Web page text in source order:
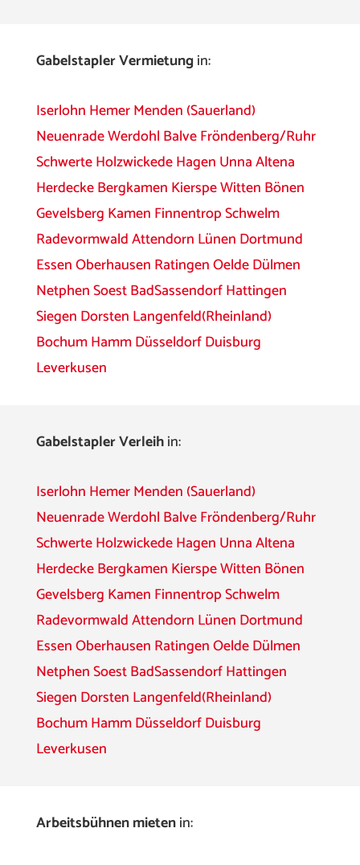
Gabelstapler Vermietungin:
Iserlohn HemerMenden (Sauerland)
NeuenradeWerdohl BalveFröndenberg/Ruhr
SchwerteHolzwickedeHagen UnnaAltena
HerdeckeBergkamen KierspeWitten Bönen
Gevelsberg Kamen FinnentropSchwelm
RadevormwaldAttendorn Lünen Dortmund
EssenOberhausen RatingenOeldeDülmen
NetphenSoestBadSassendorfHattingen
Siegen Dorsten Langenfeld(Rheinland)
BochumHammDüsseldorfDuisburg
Leverkusen
Gabelstapler Verleihin:
Iserlohn HemerMenden (Sauerland)
NeuenradeWerdohl BalveFröndenberg/Ruhr
SchwerteHolzwickedeHagen UnnaAltena
HerdeckeBergkamen KierspeWitten Bönen
Gevelsberg Kamen FinnentropSchwelm
RadevormwaldAttendorn Lünen Dortmund
EssenOberhausen RatingenOeldeDülmen
NetphenSoestBadSassendorfHattingen
Siegen Dorsten Langenfeld(Rheinland)
BochumHammDüsseldorfDuisburg
Leverkusen
Arbeitsbühnen mietenin: